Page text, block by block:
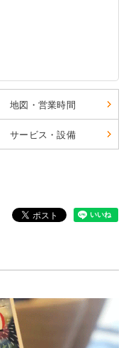
地図・営業時間
サービス・設備